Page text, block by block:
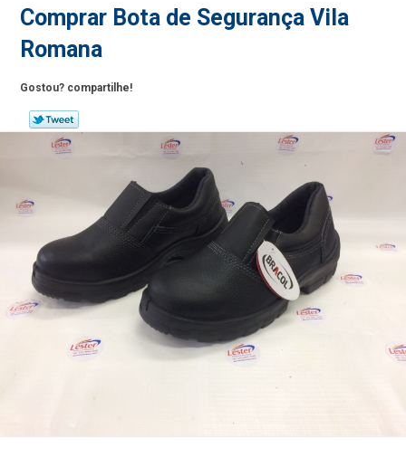
Comprar Bota de Segurança Vila
Romana
Gostou? compartilhe!